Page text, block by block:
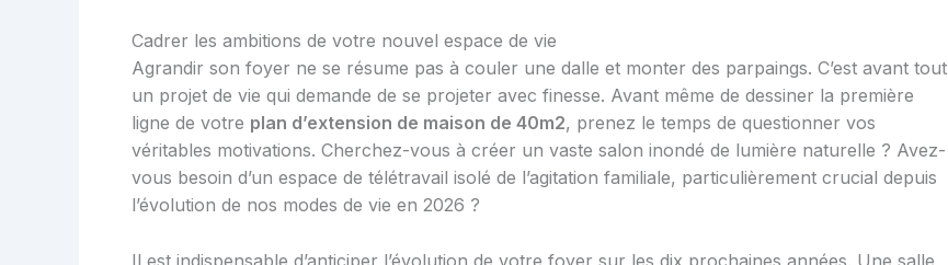
Cadrer les ambitions de votre nouvel espace de vie
Agrandir son foyer ne se résume pas à couler une dalle et monter des parpaings. C’est avant tout
un projet de vie qui demande de se projeter avec finesse. Avant même de dessiner la première
ligne de votre plan d’extension de maison de 40m2, prenez le temps de questionner vos
véritables motivations. Cherchez-vous à créer un vaste salon inondé de lumière naturelle ? Avez-
vous besoin d’un espace de télétravail isolé de l’agitation familiale, particulièrement crucial depuis
l’évolution de nos modes de vie en 2026 ?
Il est indispensable d’anticiper l’évolution de votre foyer sur les dix prochaines années. Une salle